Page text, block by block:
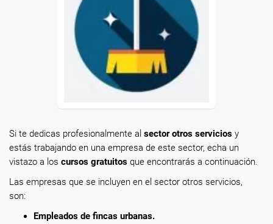
Si te dedicas profesionalmente al sector otros servicios y
estás trabajando en una empresa de este sector, echa un
vistazo a los cursos gratuitos que encontrarás a continuación.
Las empresas que se incluyen en el sector otros servicios,
son:
Empleados de fincas urbanas.